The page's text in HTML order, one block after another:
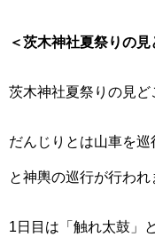
＜茨木神社夏祭りの見
茨木神社夏祭りの見ど
だんじりとは山車を
と神輿の巡行が行われ
1日目は「触れ太鼓」